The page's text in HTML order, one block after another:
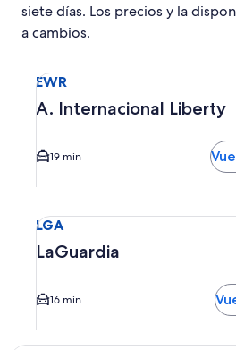
siete días. Los precios y la
a cambios.
EWR
A. Internacional Liberty
19 min
LGA
LaGuardia
16 min